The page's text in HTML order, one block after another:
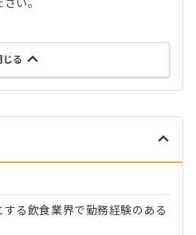
い。
じる
る飲食業界で勤務経験のある